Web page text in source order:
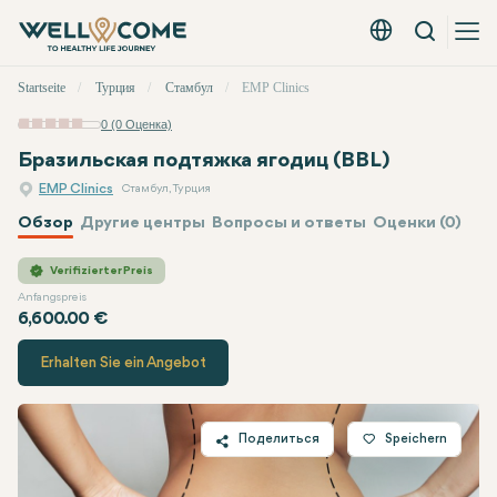
Русский - EUR
Вызов
меню
Startseite Турция Стамбул EMP Clinics
0 (0 Оценка)
Бразильская подтяжка ягодиц (BBL)
EMP Clinics Стамбул, Турция
Обзор Другие центры Вопросы и ответы Оценки (0)
Verifizierter Preis
Anfangspreis
6,600.00 €
EMP ClinicsЦена
Erhalten Sie ein Angebot
Поделиться Speichern